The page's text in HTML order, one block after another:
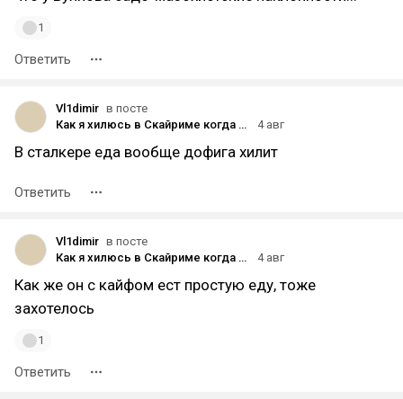
1
Ответить
Vl1dimir в посте
Как я хилюсь в Скайриме когда закончились зелья
4 авг
В сталкере еда вообще дофига хилит
Ответить
Vl1dimir в посте
Как я хилюсь в Скайриме когда закончились зелья
4 авг
Как же он с кайфом ест простую еду, тоже
захотелось
1
Ответить